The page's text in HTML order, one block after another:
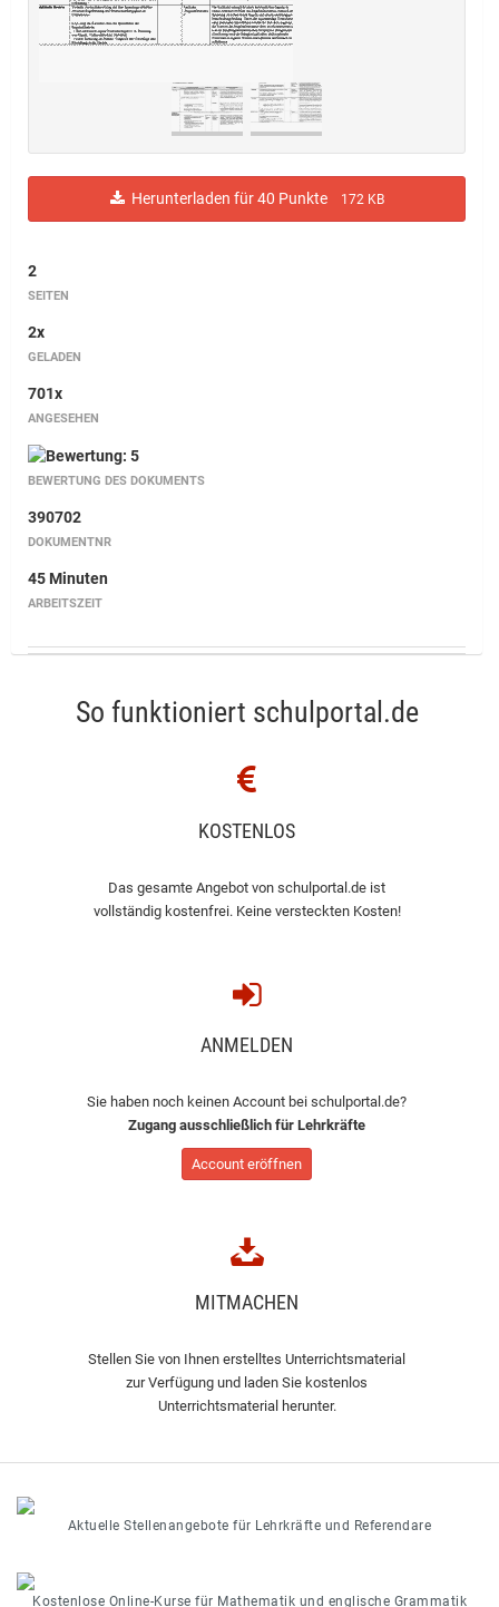
Herunterladen für 40 Punkte 172 KB
2
SEITEN
2x
GELADEN
701x
ANGESEHEN
BEWERTUNG DES DOKUMENTS
390702
DOKUMENTNR
45 Minuten
ARBEITSZEIT
So funktioniert schulportal.de
KOSTENLOS
Das gesamte Angebot von schulportal.de ist
vollständig kostenfrei. Keine versteckten Kosten!
ANMELDEN
Sie haben noch keinen Account bei schulportal.de?
Zugang ausschließlich für Lehrkräfte
Account eröffnen
MITMACHEN
Stellen Sie von Ihnen erstelltes Unterrichtsmaterial
zur Verfügung und laden Sie kostenlos
Unterrichtsmaterial herunter.
Aktuelle Stellenangebote für Lehrkräfte und Referendare
Kostenlose Online-Kurse für Mathematik und englische Grammatik